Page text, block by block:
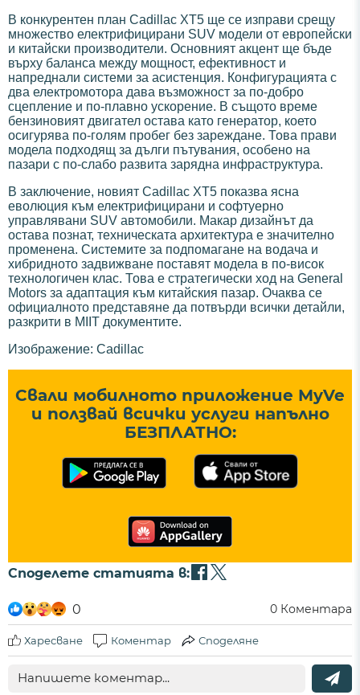
В конкурентен план Cadillac XT5 ще се изправи срещу
множество електрифицирани SUV модели от европейски
и китайски производители. Основният акцент ще бъде
върху баланса между мощност, ефективност и
напреднали системи за асистенция. Конфигурацията с
два електромотора дава възможност за по-добро
сцепление и по-плавно ускорение. В същото време
бензиновият двигател остава като генератор, което
осигурява по-голям пробег без зареждане. Това прави
модела подходящ за дълги пътувания, особено на
пазари с по-слабо развита зарядна инфраструктура.
В заключение, новият Cadillac XT5 показва ясна
еволюция към електрифицирани и софтуерно
управлявани SUV автомобили. Макар дизайнът да
остава познат, техническата архитектура е значително
променена. Системите за подпомагане на водача и
хибридното задвижване поставят модела в по-висок
технологичен клас. Това е стратегически ход на General
Motors за адаптация към китайския пазар. Очаква се
официалното представяне да потвърди всички детайли,
разкрити в MIIT документите.
Изображение: Cadillac
Свали мобилното приложение MyVe
и ползвай всички услуги напълно
БЕЗПЛАТНО:
Споделете статията в:
0 0 Коментара
Харесване Коментар Споделяне